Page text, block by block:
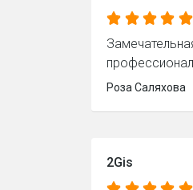
Роза Саляхова
2Gis